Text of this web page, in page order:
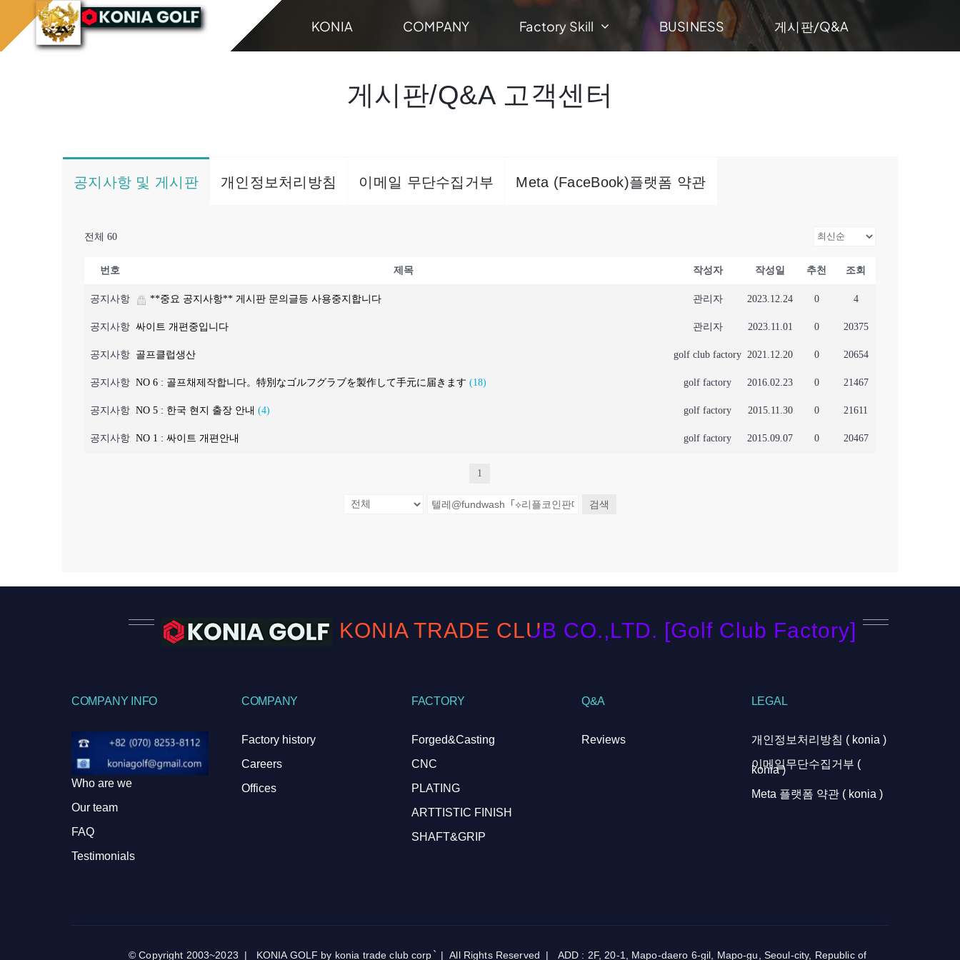
KONIA COMPANY Factory Skill BUSINESS 게시판/Q&A
홈으로 게시판/Q&A
게시판/Q&A 고객센터
공지사항 및 게시판 개인정보처리방침 이메일 무단수집거부 Meta (FaceBook)플랫폼 약관
전체 60
번호 제목 작성자 작성일 추천 조회
공지사항 **중요 공지사항** 게시판 문의글등 사용중지합니다 관리자 2023.12.24 0 4
공지사항 싸이트 개편중입니다 관리자 2023.11.01 0 20375
공지사항 골프클럽생산 golf club factory 2021.12.20 0 20654
공지사항 NO 6 : 골프채제작합니다。特別なゴルフグラブを製作して手元に届きます (18) golf factory 2016.02.23 0 21467
공지사항 NO 5 : 한국 현지 출장 안내 (4) golf factory 2015.11.30 0 21611
공지사항 NO 1 : 싸이트 개편안내 golf factory 2015.09.07 0 20467
1
검색
KONIA TRADE CLUB CO.,LTD. [Golf Club Factory]
COMPANY INFO
Who are we
Our team
FAQ
Testimonials
COMPANY
Factory history
Careers
Offices
FACTORY
Forged&Casting
CNC
PLATING
ARTTISTIC FINISH
SHAFT&GRIP
Q&A
Reviews
LEGAL
개인정보처리방침 ( konia )
이메일무단수집거부 (
konia )
Meta 플랫폼 약관 ( konia )
© Copyright 2003~2023 | KONIA GOLF by konia trade club corp` | All Rights Reserved | ADD : 2F, 20-1, Mapo-daero 6-gil, Mapo-gu, Seoul-city, Republic of